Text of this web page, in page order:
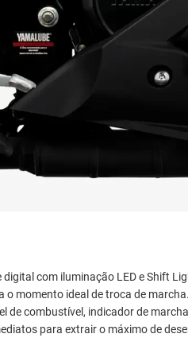
com iluminação LED e Shift
o momento ideal de troca de
de combustível, indicador de
para extrair o máximo de